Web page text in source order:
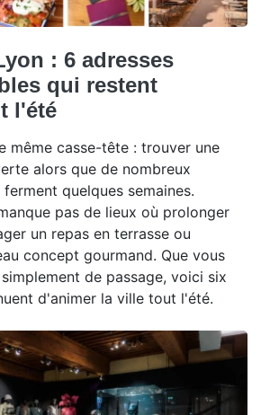
: 6 adresses
qui restent
l'été
même casse-tête : trouver une
alors que de nombreux
quelques semaines.
pas de lieux où prolonger
un repas en terrasse ou
concept gourmand. Que vous
de passage, voici six
d'animer la ville tout l'été.